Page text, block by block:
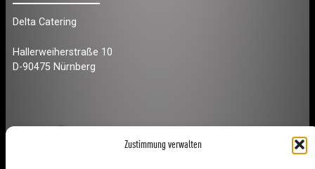
Zustimmung verwalten
Delta Catering
Hallerweiherstraße 10
D-90475 Nürnberg